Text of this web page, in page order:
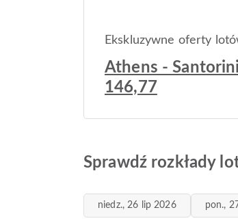
Ekskluzywne oferty
Athens -
146,77
Sprawdź rozkłady
niedz., 26 lip 2026 pon.,